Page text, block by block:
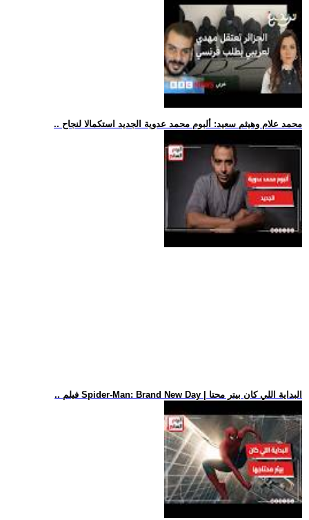
.. محمد علام وهيثم سعيد: ألبوم محمد عدوية الجديد استكمالا لنجاح
.. فيلم Spider-Man: Brand New Day | البداية اللي كان بيتر محتا